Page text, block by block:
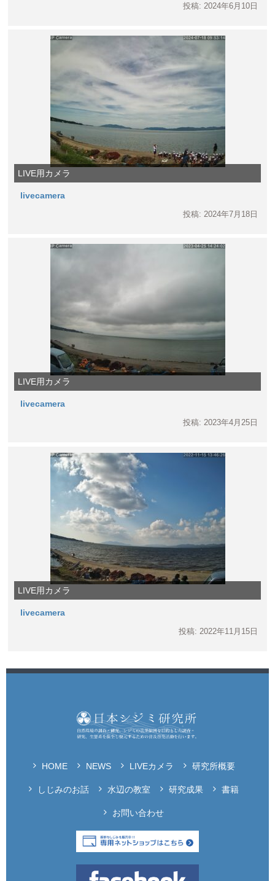
投稿: 2024年6月10日
LIVE用カメラ
livecamera
投稿: 2024年7月18日
LIVE用カメラ
livecamera
投稿: 2023年4月25日
LIVE用カメラ
livecamera
投稿: 2022年11月15日
HOME NEWS LIVEカメラ 研究所概要
しじみのお話 水辺の教室 研究成果 書籍
お問い合わせ